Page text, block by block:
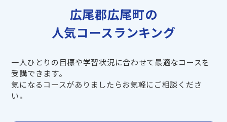
広尾郡広尾町の
人気コースランキング
一人ひとりの目標や学習状況に合わせて最適なコースを
受講できます。
気になるコースがありましたらお気軽にご相談くださ
い。